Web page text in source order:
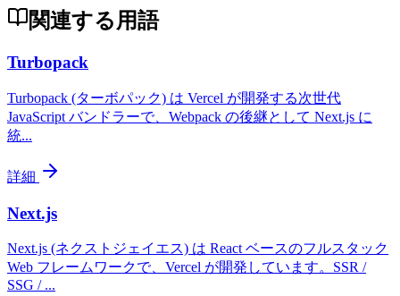
関連する用語
Turbopack
Turbopack (ターボパック) は Vercel が開発する次世代
JavaScript バンドラーで、Webpack の後継として Next.js に
統...
詳細
Next.js
Next.js (ネクストジェイエス) は React ベースのフルスタック
Web フレームワークで、Vercel が開発しています。SSR /
SSG / ...